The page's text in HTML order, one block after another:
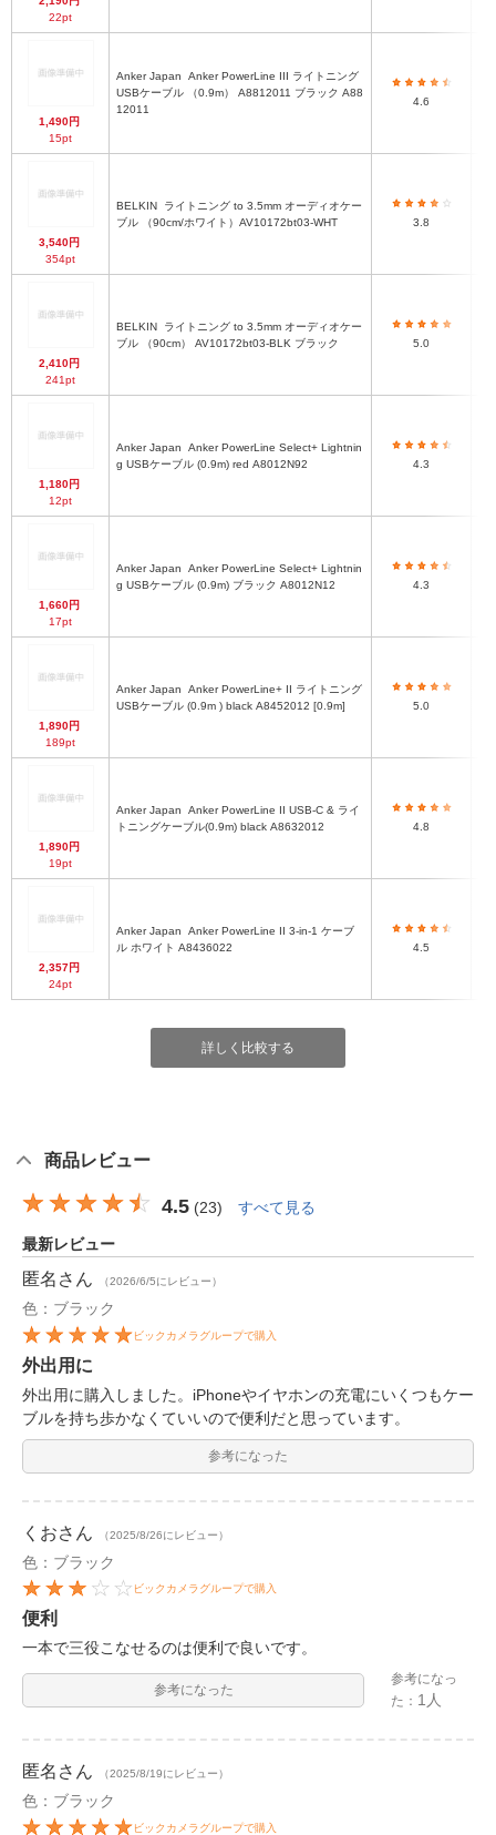
22pt
1,490円
15pt
Anker Japan
USBケーブル （0.9m） A8812011 ブラック A88
12011
4.6
3,540円
354pt
BELKIN
ブル （90cm/ホワイト）AV10172bt03-WHT
3.8
2,410円
241pt
BELKIN
ブル （90cm） AV10172bt03-BLK ブラック
5.0
1,180円
12pt
Anker Japan
g USBケーブル (0.9m) red A8012N92
4.3
1,660円
17pt
Anker Japan
g USBケーブル (0.9m) ブラック A8012N12
4.3
1,890円
189pt
Anker Japan
USBケーブル (0.9m ) black A8452012 [0.9m]
5.0
1,890円
19pt
Anker Japan
トニングケーブル(0.9m) black A8632012
4.8
2,357円
24pt
Anker Japan
ル ホワイト A8436022
4.5
詳しく比較する
商品レビュー
4.5 (23) すべて見る
最新レビュー
匿名 さん （2026/6/5にレビュー）
色：ブラック
ビックカメラグループで購入
外出用に
外出用に購入しました。iPhoneやイヤホンの充電にいくつもケー
ブルを持ち歩かなくていいので便利だと思っています。
参考になった
くおさん （2025/8/26にレビュー）
色：ブラック
ビックカメラグループで購入
便利
一本で三役こなせるのは便利で良いです。
参考になった
参考になっ
た： 1人
匿名 さん （2025/8/19にレビュー）
色：ブラック
ビックカメラグループで購入